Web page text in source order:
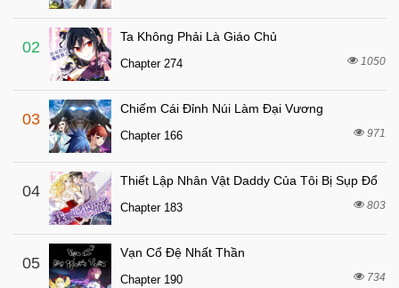
Chapter 27
Chapter 26 5 tháng trước
Chapter 25
Chapter 24
Chapter 23
Chapter 22 5 tháng trước
Chapter 21 5 tháng trước
Chapter 20
Chapter 19 5 tháng trước
Chapter 18
02
Ta Không Phải Là Giáo Chủ
Chapter 274 1050
03
Chiếm Cái Đỉnh Núi Làm Đại Vương
Chapter 166 971
04
Thiết Lập Nhân Vật Daddy Của Tôi Bị Sụp Đổ
Chapter 183 803
05
Vạn Cổ Đệ Nhất Thần
Chapter 190 734